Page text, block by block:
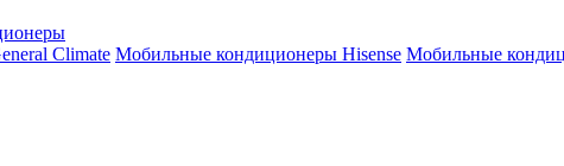
Climate Мобильные кондиционеры Hisense Мобильные